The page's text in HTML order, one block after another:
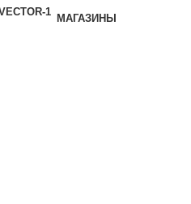
МАГАЗИНЫ